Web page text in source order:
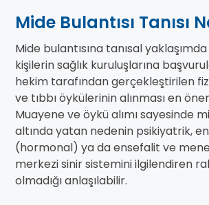
Mide Bulantısı Tanısı
Mide bulantısına tanısal
kişilerin sağlık kuruluşlarına
hekim tarafından gerçekleştirilen
ve tıbbı öykülerinin alınması en
Muayene ve öykü alımı sayesinde
altında yatan nedenin psikiyatrik,
(hormonal) ya da ensefalit ve
merkezi sinir sistemini ilgilendiren
olmadığı anlaşılabilir.